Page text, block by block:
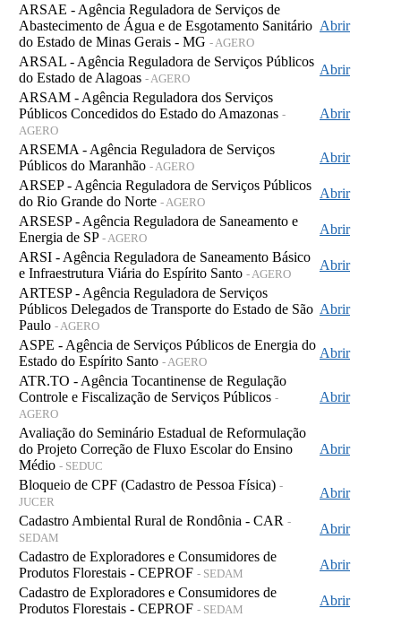
ARSAE - Agência Reguladora de Serviços de
Abastecimento de Água e de Esgotamento Sanitário
do Estado de Minas Gerais - MG - AGERO
Abrir
ARSAL - Agência Reguladora de Serviços Públicos
do Estado de Alagoas - AGERO
Abrir
ARSAM - Agência Reguladora dos Serviços
Públicos Concedidos do Estado do Amazonas -
AGERO
Abrir
ARSEMA - Agência Reguladora de Serviços
Públicos do Maranhão - AGERO
Abrir
ARSEP - Agência Reguladora de Serviços Públicos
do Rio Grande do Norte - AGERO
Abrir
ARSESP - Agência Reguladora de Saneamento e
Energia de SP - AGERO
Abrir
ARSI - Agência Reguladora de Saneamento Básico
e Infraestrutura Viária do Espírito Santo - AGERO
Abrir
ARTESP - Agência Reguladora de Serviços
Públicos Delegados de Transporte do Estado de São
Paulo - AGERO
Abrir
ASPE - Agência de Serviços Públicos de Energia do
Estado do Espírito Santo - AGERO
Abrir
ATR.TO - Agência Tocantinense de Regulação
Controle e Fiscalização de Serviços Públicos -
AGERO
Abrir
Avaliação do Seminário Estadual de Reformulação
do Projeto Correção de Fluxo Escolar do Ensino
Médio - SEDUC
Abrir
Bloqueio de CPF (Cadastro de Pessoa Física) -
JUCER
Abrir
Cadastro Ambiental Rural de Rondônia - CAR -
SEDAM
Abrir
Cadastro de Exploradores e Consumidores de
Produtos Florestais - CEPROF - SEDAM
Abrir
Cadastro de Exploradores e Consumidores de
Produtos Florestais - CEPROF - SEDAM
Abrir